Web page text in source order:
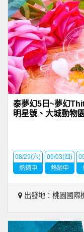
泰夢幻5日~夢幻
明星號、大城動物
08/29(六)
熱銷中
09/03(四)
熱銷中
出發地：桃園國際